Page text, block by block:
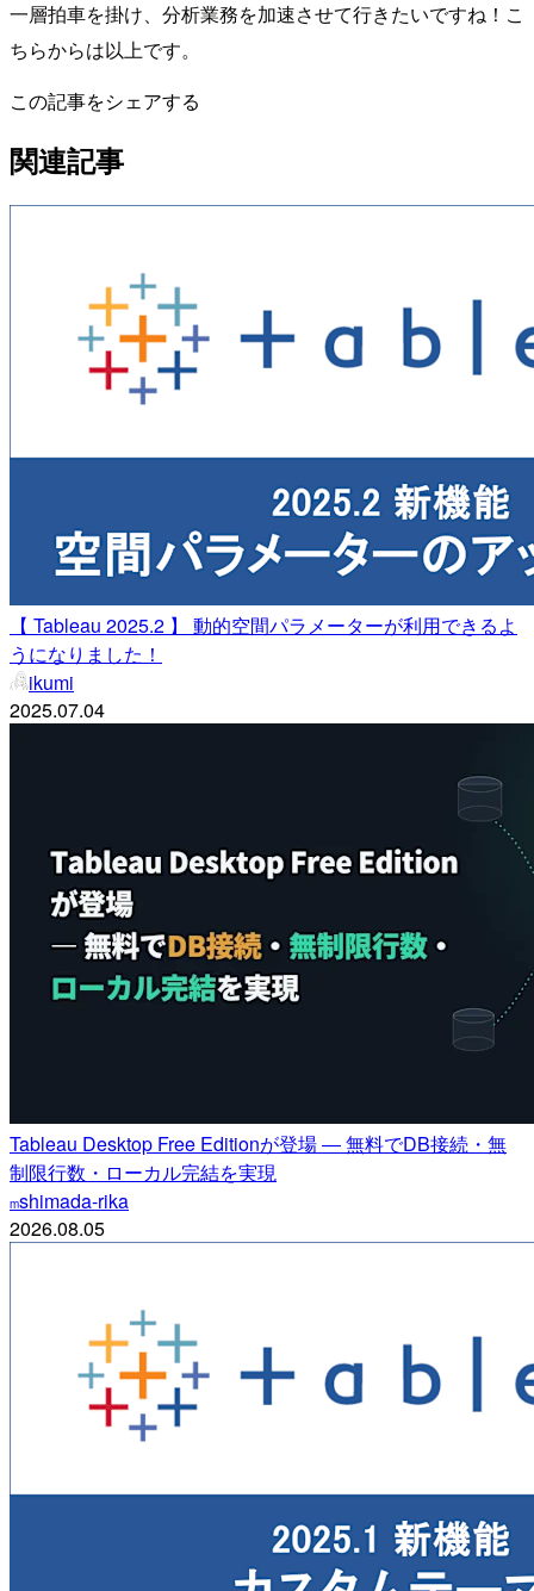
一層拍車を掛け、分析業務を加速させて行きたいですね！こ
ちらからは以上です。
この記事をシェアする
関連記事
【 Tableau 2025.2 】 動的空間パラメーターが利用できるよ
うになりました！
ikumi
2025.07.04
Tableau Desktop Free Editionが登場 ― 無料でDB接続・無
制限行数・ローカル完結を実現
mshimada-rika
2026.08.05